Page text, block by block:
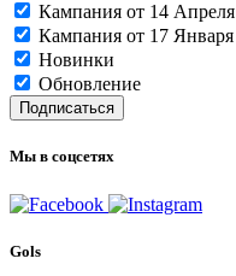
Кампания от 14 Апреля
Кампания от 17 Января
Новинки
Обновление
Подписаться
Мы в соцсетях
Gols